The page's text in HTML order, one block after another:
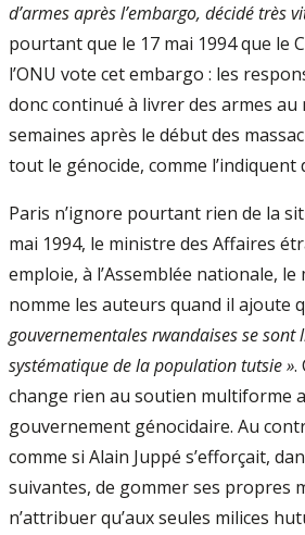
d’armes après l’embargo, décidé très
pourtant que le 17 mai 1994 que le
l’ONU vote cet embargo : les
donc continué à livrer des armes au
semaines après le début des
tout le génocide, comme l’indiquent
Paris n’ignore pourtant rien de la
mai 1994, le ministre des Affaires
emploie, à l’Assemblée nationale, le
nomme les auteurs quand il ajoute
gouvernementales rwandaises se sont
systématique de la population tutsie ».
change rien au soutien multiforme
gouvernement génocidaire. Au
comme si Alain Juppé s’efforçait,
suivantes, de gommer ses propres
n’attribuer qu’aux seules milices